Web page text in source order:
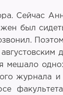
Сейчас
был
мешало
журнала и